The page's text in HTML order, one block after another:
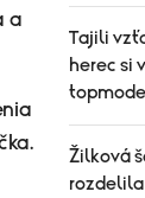
a
Tajili
herec si
Žilková